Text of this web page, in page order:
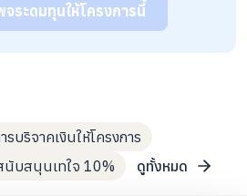
จระดมทุนให้โครงการนี้
บริจาคเงินให้โครงการ
นับสนุนเทใจ 10% ดูทั้งหมด